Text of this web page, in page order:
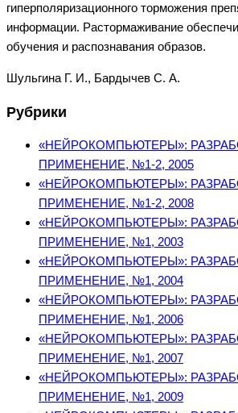
гиперполяризационного торможения
информации. Растормаживание
обучения и распознавания образов.
Шульгина Г. И., Бардычев С. А.
Рубрики
«НЕЙРОКОМПЬЮТЕРЫ»:
ПРИМЕНЕНИЕ, №1-2, 2005
«НЕЙРОКОМПЬЮТЕРЫ»:
ПРИМЕНЕНИЕ, №1-2, 2008
«НЕЙРОКОМПЬЮТЕРЫ»:
ПРИМЕНЕНИЕ, №1, 2003
«НЕЙРОКОМПЬЮТЕРЫ»:
ПРИМЕНЕНИЕ, №1, 2004
«НЕЙРОКОМПЬЮТЕРЫ»:
ПРИМЕНЕНИЕ, №1, 2006
«НЕЙРОКОМПЬЮТЕРЫ»:
ПРИМЕНЕНИЕ, №1, 2007
«НЕЙРОКОМПЬЮТЕРЫ»:
ПРИМЕНЕНИЕ, №1, 2009